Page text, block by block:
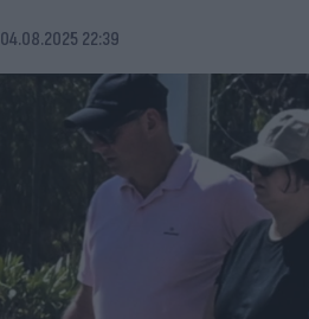
04.08.2025 22:39